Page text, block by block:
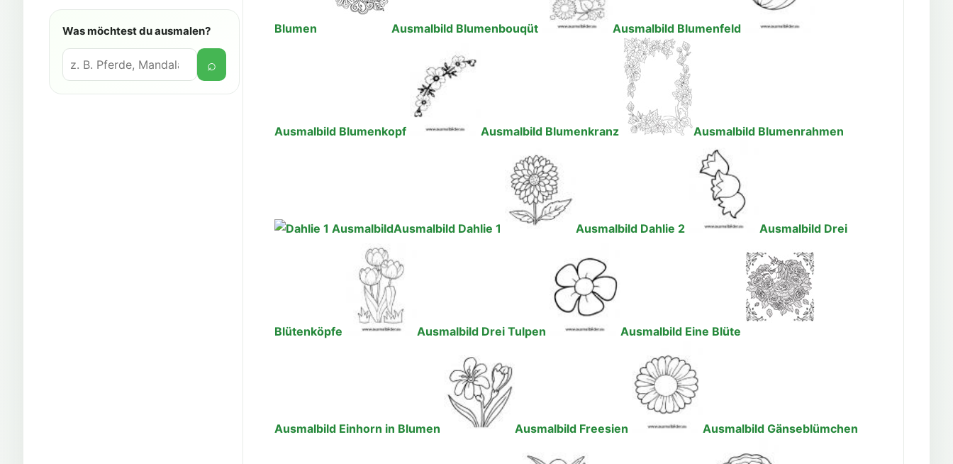
Was möchtest du ausmalen?
Suche ⌕
Blumen Ausmalbild Blumenbouqüt Ausmalbild Blumenfeld
Ausmalbild Blumenkopf Ausmalbild Blumenkranz Ausmalbild Blumenrahmen
Ausmalbild Dahlie 1 Ausmalbild Dahlie 2 Ausmalbild Drei
Blütenköpfe Ausmalbild Drei Tulpen Ausmalbild Eine Blüte
Ausmalbild Einhorn in Blumen Ausmalbild Freesien Ausmalbild Gänseblümchen